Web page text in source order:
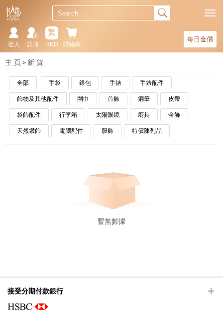
每日金價
購物車
繁
HKD
註冊
登入
主 頁 新 貨
全部 手袋 銀包 手錶 手錶配件
飾物及其他配件 圍巾 首飾 鋼筆 皮帶
袋飾配件 行李箱 太陽眼鏡 廚具 金飾
天然鑽飾 電腦配件 服飾 特價陳列品
暫無數據
接受分期付款銀行